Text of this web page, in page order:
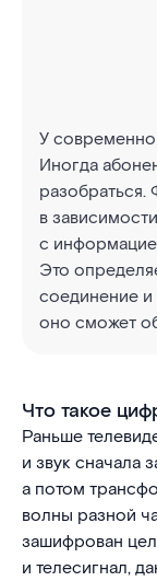
У
Иногда
в
с
Это
соединение и
оно сможет
Что такое
Раньше
и звук сначала
а потом
волны разной
зашифрован
и телесигнал,